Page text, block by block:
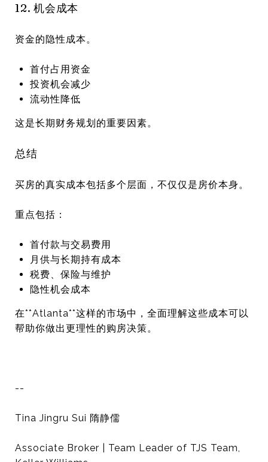
12. 机会成本
资金的隐性成本。
首付占用资金
投资机会减少
流动性降低
这是长期财务规划的重要因素。
总结
买房的真实成本包括多个层面，不仅仅是房价本身。
重点包括：
首付款与交易费用
月供与长期持有成本
税费、保险与维护
隐性机会成本
在**Atlanta**这样的市场中，全面理解这些成本可以
帮助你做出更理性的购房决策。
--
Tina Jingru Sui 隋静儒
Associate Broker | Team Leader of TJS Team,